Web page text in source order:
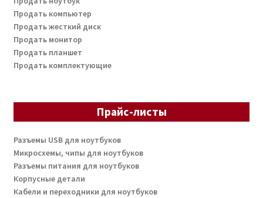
Продать компьютер
Продать жесткий диск
Продать монитор
Продать планшет
Продать комплектующие
Прайс-листы
Разъемы USB для ноутбуков
Микросхемы, чипы для ноутбуков
Разъемы питания для ноутбуков
Корпусные детали
Кабели и переходники для ноутбуков